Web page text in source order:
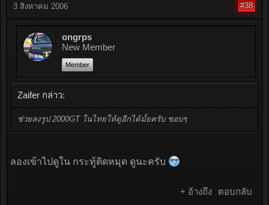
3 สิงหาคม 2006 #38
ongrps
New Member
Member
Zaifer กล่าว:
ช่วยลงรูป 2000GT ในไทยให้ดูอีกได้มั้ยครับ ชอบๆ
ลองเข้าไปดูใน กระทู้ติดหมุด ดูนะครับ
+ อ้างถึง ตอบกลับ